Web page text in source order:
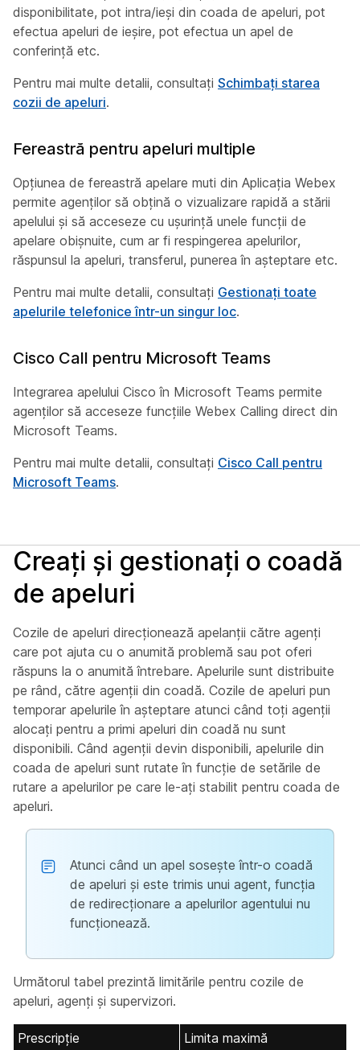
disponibilitate, pot intra/ieși din coada de apeluri, pot
efectua apeluri de ieșire, pot efectua un apel de
conferință etc.
Pentru mai multe detalii, consultați Schimbați starea
cozii de apeluri.
Fereastră pentru apeluri multiple
Opțiunea de fereastră apelare muti din Aplicația Webex
permite agenților să obțină o vizualizare rapidă a stării
apelului și să acceseze cu ușurință unele funcții de
apelare obișnuite, cum ar fi respingerea apelurilor,
răspunsul la apeluri, transferul, punerea în așteptare etc.
Pentru mai multe detalii, consultați Gestionați toate
apelurile telefonice într-un singur loc.
Cisco Call pentru Microsoft Teams
Integrarea apelului Cisco în Microsoft Teams permite
agenților să acceseze funcțiile Webex Calling direct din
Microsoft Teams.
Pentru mai multe detalii, consultați Cisco Call pentru
Microsoft Teams.
Creați și gestionați o coadă
de apeluri
Cozile de apeluri direcționează apelanții către agenți
care pot ajuta cu o anumită problemă sau pot oferi
răspuns la o anumită întrebare. Apelurile sunt distribuite
pe rând, către agenții din coadă. Cozile de apeluri pun
temporar apelurile în așteptare atunci când toți agenții
alocați pentru a primi apeluri din coadă nu sunt
disponibili. Când agenții devin disponibili, apelurile din
coada de apeluri sunt rutate în funcție de setările de
rutare a apelurilor pe care le-ați stabilit pentru coada de
apeluri.
Atunci când un apel sosește într-o coadă
de apeluri și este trimis unui agent, funcția
de redirecționare a apelurilor agentului nu
funcționează.
Următorul tabel prezintă limitările pentru cozile de
apeluri, agenți și supervizori.
Prescripţie
Limita maximă